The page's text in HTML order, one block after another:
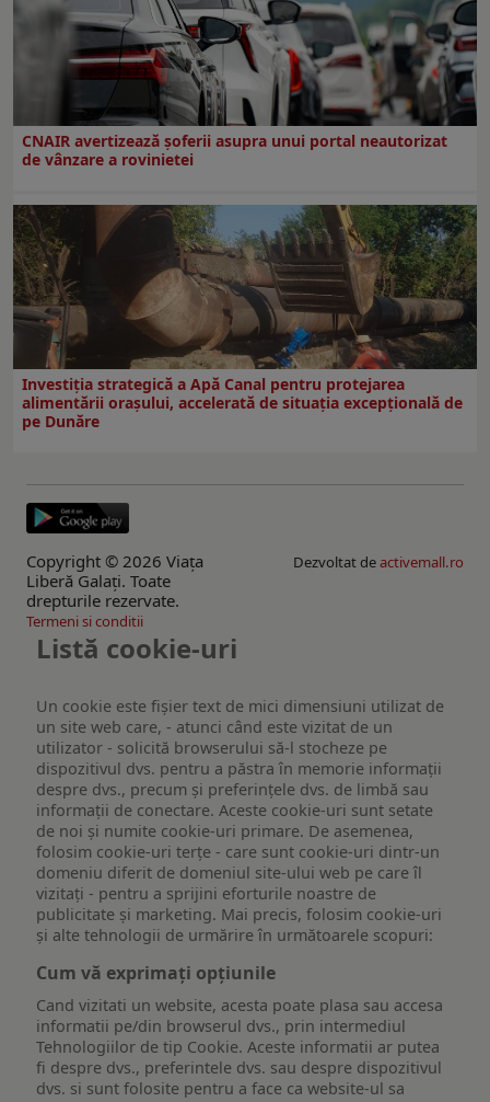
CNAIR avertizează șoferii asupra unui portal neautorizat
de vânzare a rovinietei
Investiția strategică a Apă Canal pentru protejarea
alimentării orașului, accelerată de situația excepțională de
pe Dunăre
Copyright © 2026 Viaţa
Liberă Galaţi. Toate
drepturile rezervate.
Dezvoltat deactivemall.ro
Termeni si conditii
Listă cookie-uri
Un cookie este fişier text de mici dimensiuni utilizat de
un site web care, - atunci când este vizitat de un
utilizator - solicită browserului să-l stocheze pe
dispozitivul dvs. pentru a păstra în memorie informații
despre dvs., precum și preferințele dvs. de limbă sau
informații de conectare. Aceste cookie-uri sunt setate
de noi și numite cookie-uri primare. De asemenea,
folosim cookie-uri terțe - care sunt cookie-uri dintr-un
domeniu diferit de domeniul site-ului web pe care îl
vizitați - pentru a sprijini eforturile noastre de
publicitate și marketing. Mai precis, folosim cookie-uri
și alte tehnologii de urmărire în următoarele scopuri:
Cum vă exprimați opțiunile
Cand vizitati un website, acesta poate plasa sau accesa
informatii pe/din browserul dvs., prin intermediul
Tehnologiilor de tip Cookie. Aceste informatii ar putea
fi despre dvs., preferintele dvs. sau despre dispozitivul
dvs. si sunt folosite pentru a face ca website-ul sa